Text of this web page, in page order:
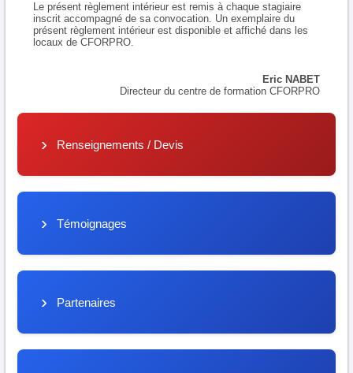
Le présent règlement intérieur est remis à chaque stagiaire
inscrit accompagné de sa convocation. Un exemplaire du
présent règlement intérieur est disponible et affiché dans les
locaux de CFORPRO.
Eric NABET
Directeur du centre de formation CFORPRO
Renseignements / Devis
Témoignages
Partenaires